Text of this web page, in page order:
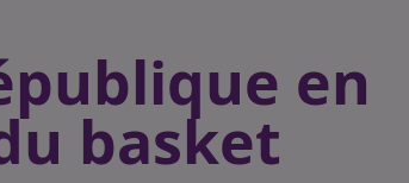
en
basket